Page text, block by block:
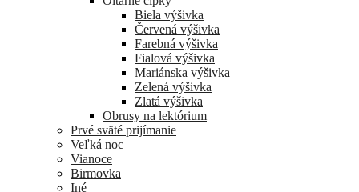
Biela výšivka
Červená výšivka
Farebná výšivka
Fialová výšivka
Mariánska výšivka
Zelená výšivka
Zlatá výšivka
Obrusy na lektórium
Prvé sväté prijímanie
Veľká noc
Vianoce
Birmovka
Iné